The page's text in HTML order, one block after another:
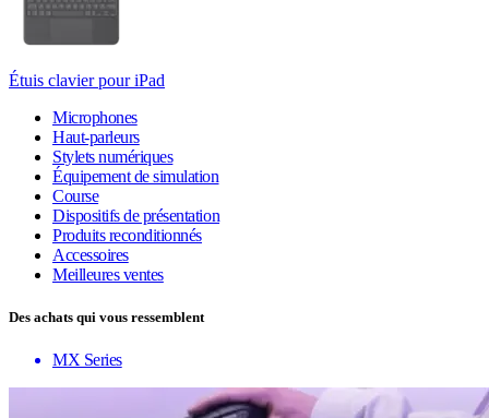
Étuis clavier pour iPad
Microphones
Haut-parleurs
Stylets numériques
Équipement de simulation
Course
Dispositifs de présentation
Produits reconditionnés
Accessoires
Meilleures ventes
Des achats qui vous ressemblent
MX Series